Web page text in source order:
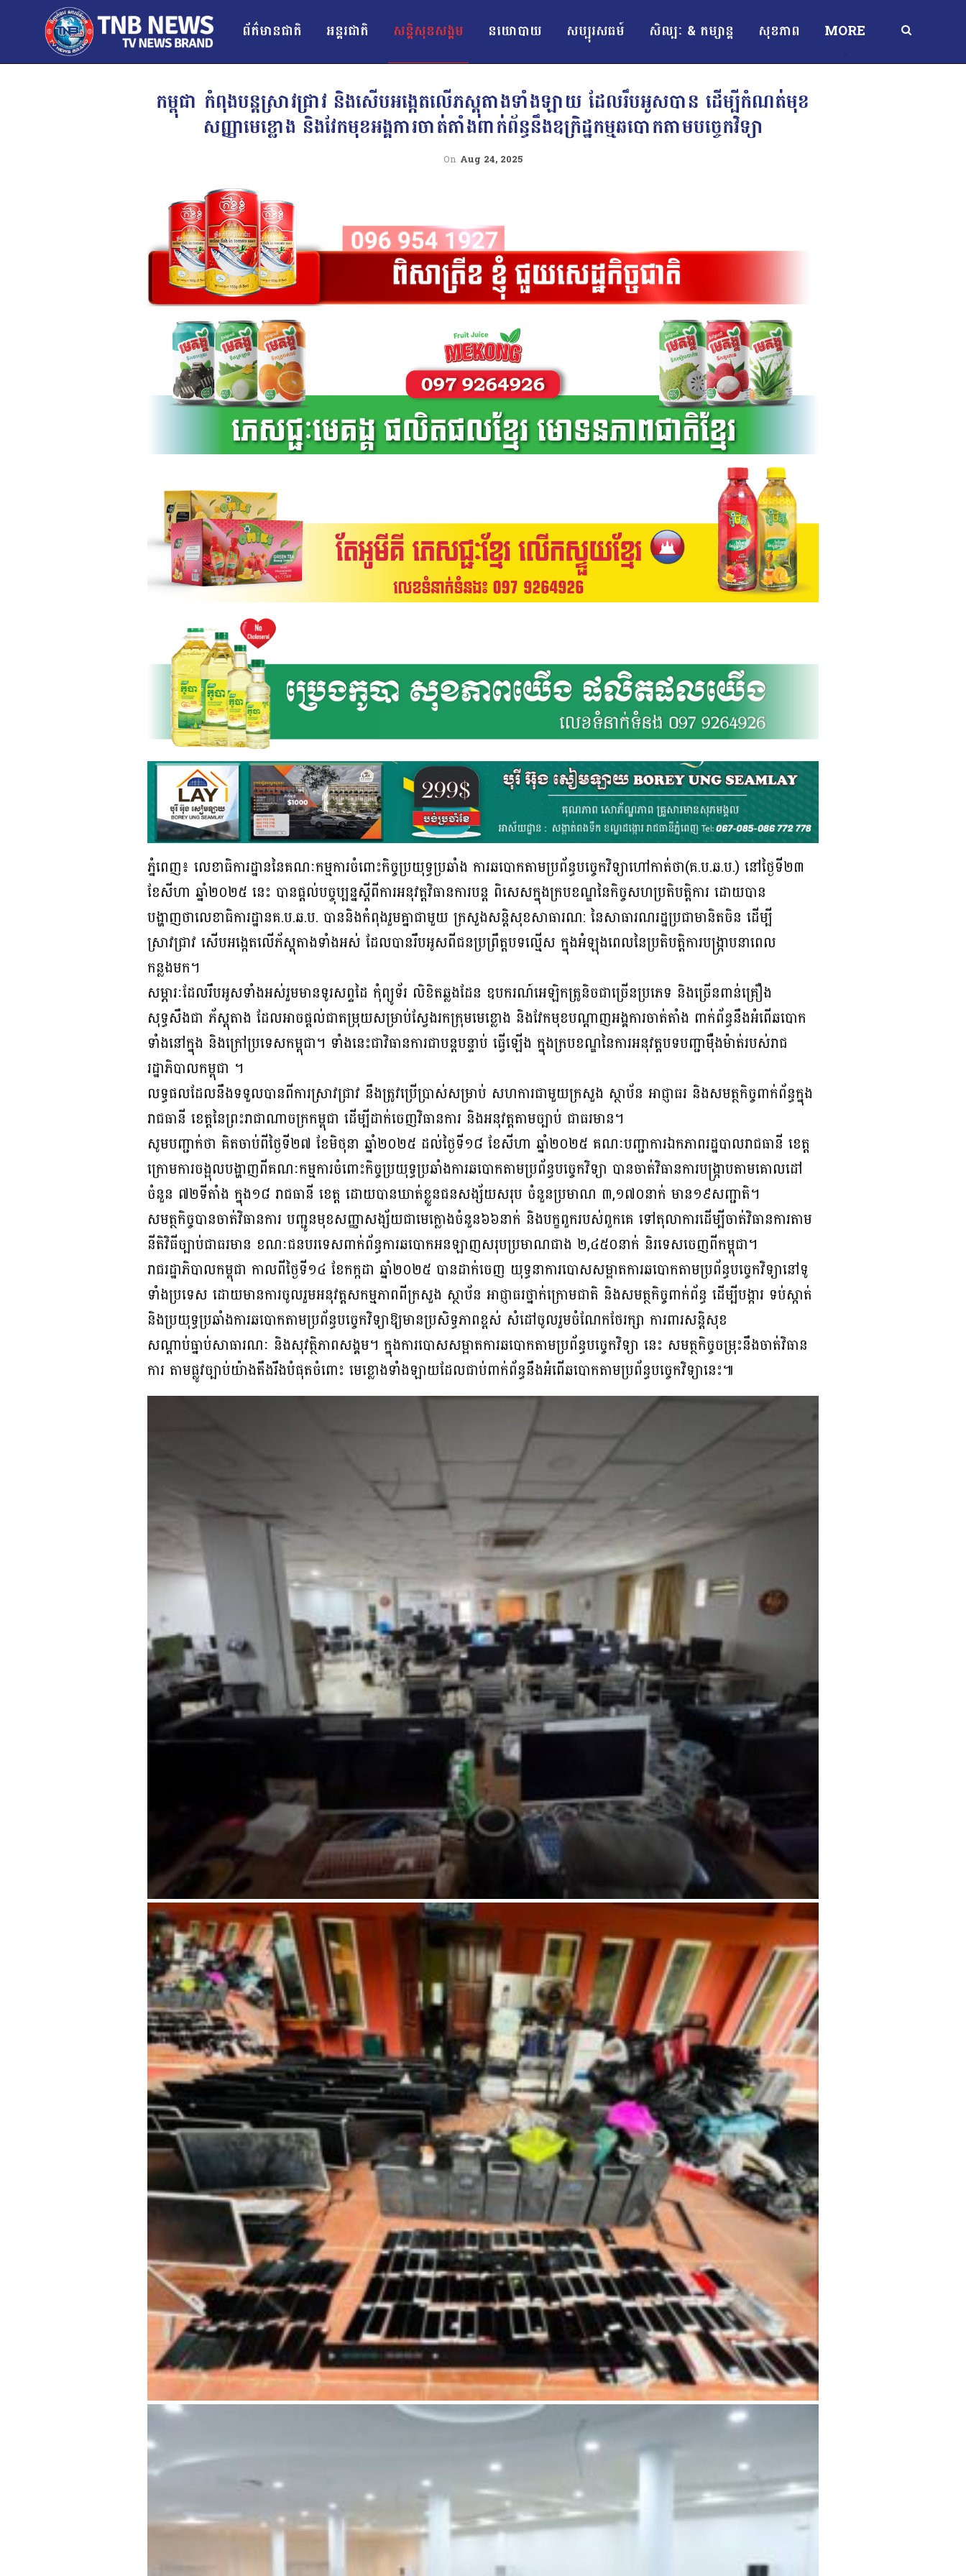
ព័ត៌មានជាតិ អន្ដរជាតិ សន្តិសុខសង្គម នយោបាយ សប្បុរសធម៍ សិល្បៈ & កម្សាន្ត សុខភាព MORE
កម្ពុជា កំពុងបន្តស្រាវជ្រាវ និងសើបអង្កេតលើភស្តុតាងទាំងឡាយ ដែលរឹបអូសបាន ដើម្បីកំណត់មុខ
សញ្ញាមេខ្លោង និងវែកមុខអង្គការចាត់តាំងពាក់ព័ន្ធនឹងឧក្រិដ្ឋកម្មឆបោកតាមបច្ចេកវិទ្យា
On Aug 24, 2025
ភ្នំពេញ៖ លេខាធិការដ្ឋាននៃគណៈកម្មការចំពោះកិច្ចប្រយុទ្ធប្រឆាំង ការឆបោកតាមប្រព័ន្ធបច្ចេកវិទ្យាហៅកាត់ថា(គ.ប.ឆ.ប.) នៅថ្ងៃទី២៣
ខែសីហា ឆ្នាំ២០២៥ នេះ បានផ្តល់បច្ចុប្បន្នស្តីពីការអនុវត្តវិធានការបន្ត ពិសេសក្នុងក្របខណ្ឌនៃកិច្ចសហប្រតិបត្តិការ ដោយបាន
បង្ហាញថាលេខាធិការដ្ឋានគ.ប.ឆ.ប. បាននិងកំពុងរួមគ្នាជាមួយ ក្រសួងសន្តិសុខសាធារណ: នៃសាធារណរដ្ឋប្រជាមានិតចិន ដើម្បី
ស្រាវជ្រាវ សើបអង្កេតលើភ័ស្តុតាងទាំងអស់ ដែលបានរឹបអូសពីជនប្រព្រឹត្តបទល្មើស ក្នុងអំឡុងពេលនៃប្រតិបត្តិការបង្រ្កាបនាពេល
កន្លងមក។
សម្ភារៈដែលរឹបអូសទាំងអស់រួមមានទូរសព្ទដៃ កុំព្យូទ័រ លិខិតឆ្លងដែន ឧបករណ៍អេឡិកត្រូនិចជាច្រើនប្រភេទ និងច្រើនពាន់គ្រឿង
សុទ្ធសឹងជា ភ័ស្តុតាង ដែលអាចផ្តល់ជាតម្រុយសម្រាប់ស្វែងរកក្រុមមេខ្លោង និងវែកមុខបណ្តាញអង្គការចាត់តាំង ពាក់ព័ន្ធនឹងអំពើឆបោក
ទាំងនៅក្នុង និងក្រៅប្រទេសកម្ពុជា។ ទាំងនេះជាវិធានការជាបន្តបន្ទាប់ ធ្វើឡើង ក្នុងក្របខណ្ឌនៃការអនុវត្តបទបញ្ជាម៉ឺងម៉ាត់របស់រាជ
រដ្ឋាភិបាលកម្ពុជា ។
លទ្ធផលដែលនឹងទទួលបានពីការស្រាវជ្រាវ នឹងត្រូវប្រើប្រាស់សម្រាប់ សហការជាមួយក្រសួង ស្ថាប័ន អាជ្ញាធរ និងសមត្ថកិច្ចពាក់ព័ន្ធក្នុង
រាជធានី ខេត្តនៃព្រះរាជាណាចក្រកម្ពុជា ដើម្បីដាក់ចេញវិធានការ និងអនុវត្តតាមច្បាប់ ជាធរមាន។
សូមបញ្ជាក់ថា គិតចាប់ពីថ្ងៃទី២៧ ខែមិថុនា ឆ្នាំ២០២៥ ដល់ថ្ងៃទី១៨ ខែសីហា ឆ្នាំ២០២៥ គណៈបញ្ជាការឯកភាពរដ្ឋបាលរាជធានី ខេត្ត
ក្រោមការចង្អុលបង្ហាញពីគណៈកម្មការចំពោះកិច្ចប្រយុទ្ធប្រឆាំងការឆបោកតាមប្រព័ន្ធបច្ចេកវិទ្យា បានចាត់វិធានការបង្រ្កាបតាមគោលដៅ
ចំនួន ៧២ទីតាំង ក្នុង១៨ រាជធានី ខេត្ត ដោយបានឃាត់ខ្លួនជនសង្ស័យសរុប ចំនួនប្រមាណ ៣,១៧០នាក់ មាន១៩សញ្ជាតិ។
សមត្ថកិច្ចបានចាត់វិធានការ បញ្ជូនមុខសញ្ញាសង្ស័យជាមេក្លោងចំនួន៦៦នាក់ និងបក្ខពួករបស់ពួកគេ ទៅតុលាការដើម្បីចាត់វិធានការតាម
នីតិវិធីច្បាប់ជាធរមាន ខណៈជនបរទេសពាក់ព័ន្ធការឆបោកអនឡាញសរុបប្រមាណជាង ២,៤៥០នាក់ និរទេសចេញពីកម្ពុជា។
រាជរដ្ឋាភិបាលកម្ពុជា កាលពីថ្ងៃទី១៤ ខែកក្កដា ឆ្នាំ២០២៥ បានដាក់ចេញ យុទ្ធនាការបោសសម្អាតការឆបោកតាមប្រព័ន្ធបច្ចេកវិទ្យានៅទូ
ទាំងប្រទេស ដោយមានការចូលរួមអនុវត្តសកម្មភាពពីក្រសួង ស្ថាប័ន អាជ្ញាធរថ្នាក់ក្រោមជាតិ និងសមត្ថកិច្ចពាក់ព័ន្ធ ដើម្បីបង្ការ ទប់ស្កាត់
និងប្រយុទ្ធប្រឆាំងការឆបោកតាមប្រព័ន្ធបច្ចេកវិទ្យាឱ្យមានប្រសិទ្ធភាពខ្ពស់ សំដៅចូលរួមចំណែកថែរក្សា ការពារសន្តិសុខ
សណ្តាប់ធ្នាប់សាធារណៈ និងសុវត្ថិភាពសង្គម។ ក្នុងការបោសសម្អាតការឆបោកតាមប្រព័ន្ធបច្ចេកវិទ្យា នេះ សមត្ថកិច្ចចម្រុះនឹងចាត់វិធាន
ការ តាមផ្លូវច្បាប់យ៉ាងតឹងរឹងបំផុតចំពោះ មេខ្លោងទាំងឡាយដែលជាប់ពាក់ព័ន្ធនឹងអំពើឆបោកតាមប្រព័ន្ធបច្ចេកវិទ្យានេះ៕